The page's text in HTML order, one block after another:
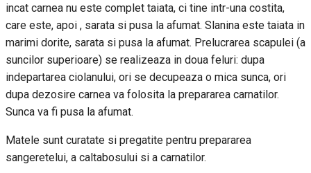
incat carnea nu este complet taiata, ci tine intr-una costita,
care este, apoi , sarata si pusa la afumat. Slanina este taiata in
marimi dorite, sarata si pusa la afumat. Prelucrarea scapulei (a
suncilor superioare) se realizeaza in doua feluri: dupa
indepartarea ciolanului, ori se decupeaza o mica sunca, ori
dupa dezosire carnea va folosita la prepararea carnatilor.
Sunca va fi pusa la afumat.
Matele sunt curatate si pregatite pentru prepararea
sangeretelui, a caltabosului si a carnatilor.